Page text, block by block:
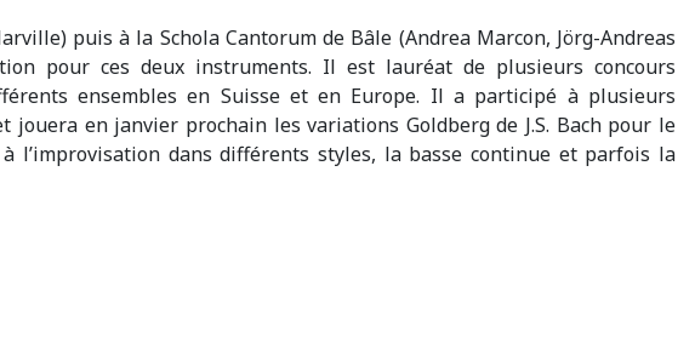
puis à la Schola Cantorum de Bâle (Andrea Marcon, Jörg-Andreas
pour ces deux instruments. Il est lauréat de plusieurs concours
ensembles en Suisse et en Europe. Il a participé à plusieurs
en janvier prochain les variations Goldberg de J.S. Bach pour le
à l’improvisation dans différents styles, la basse continue et parfois la